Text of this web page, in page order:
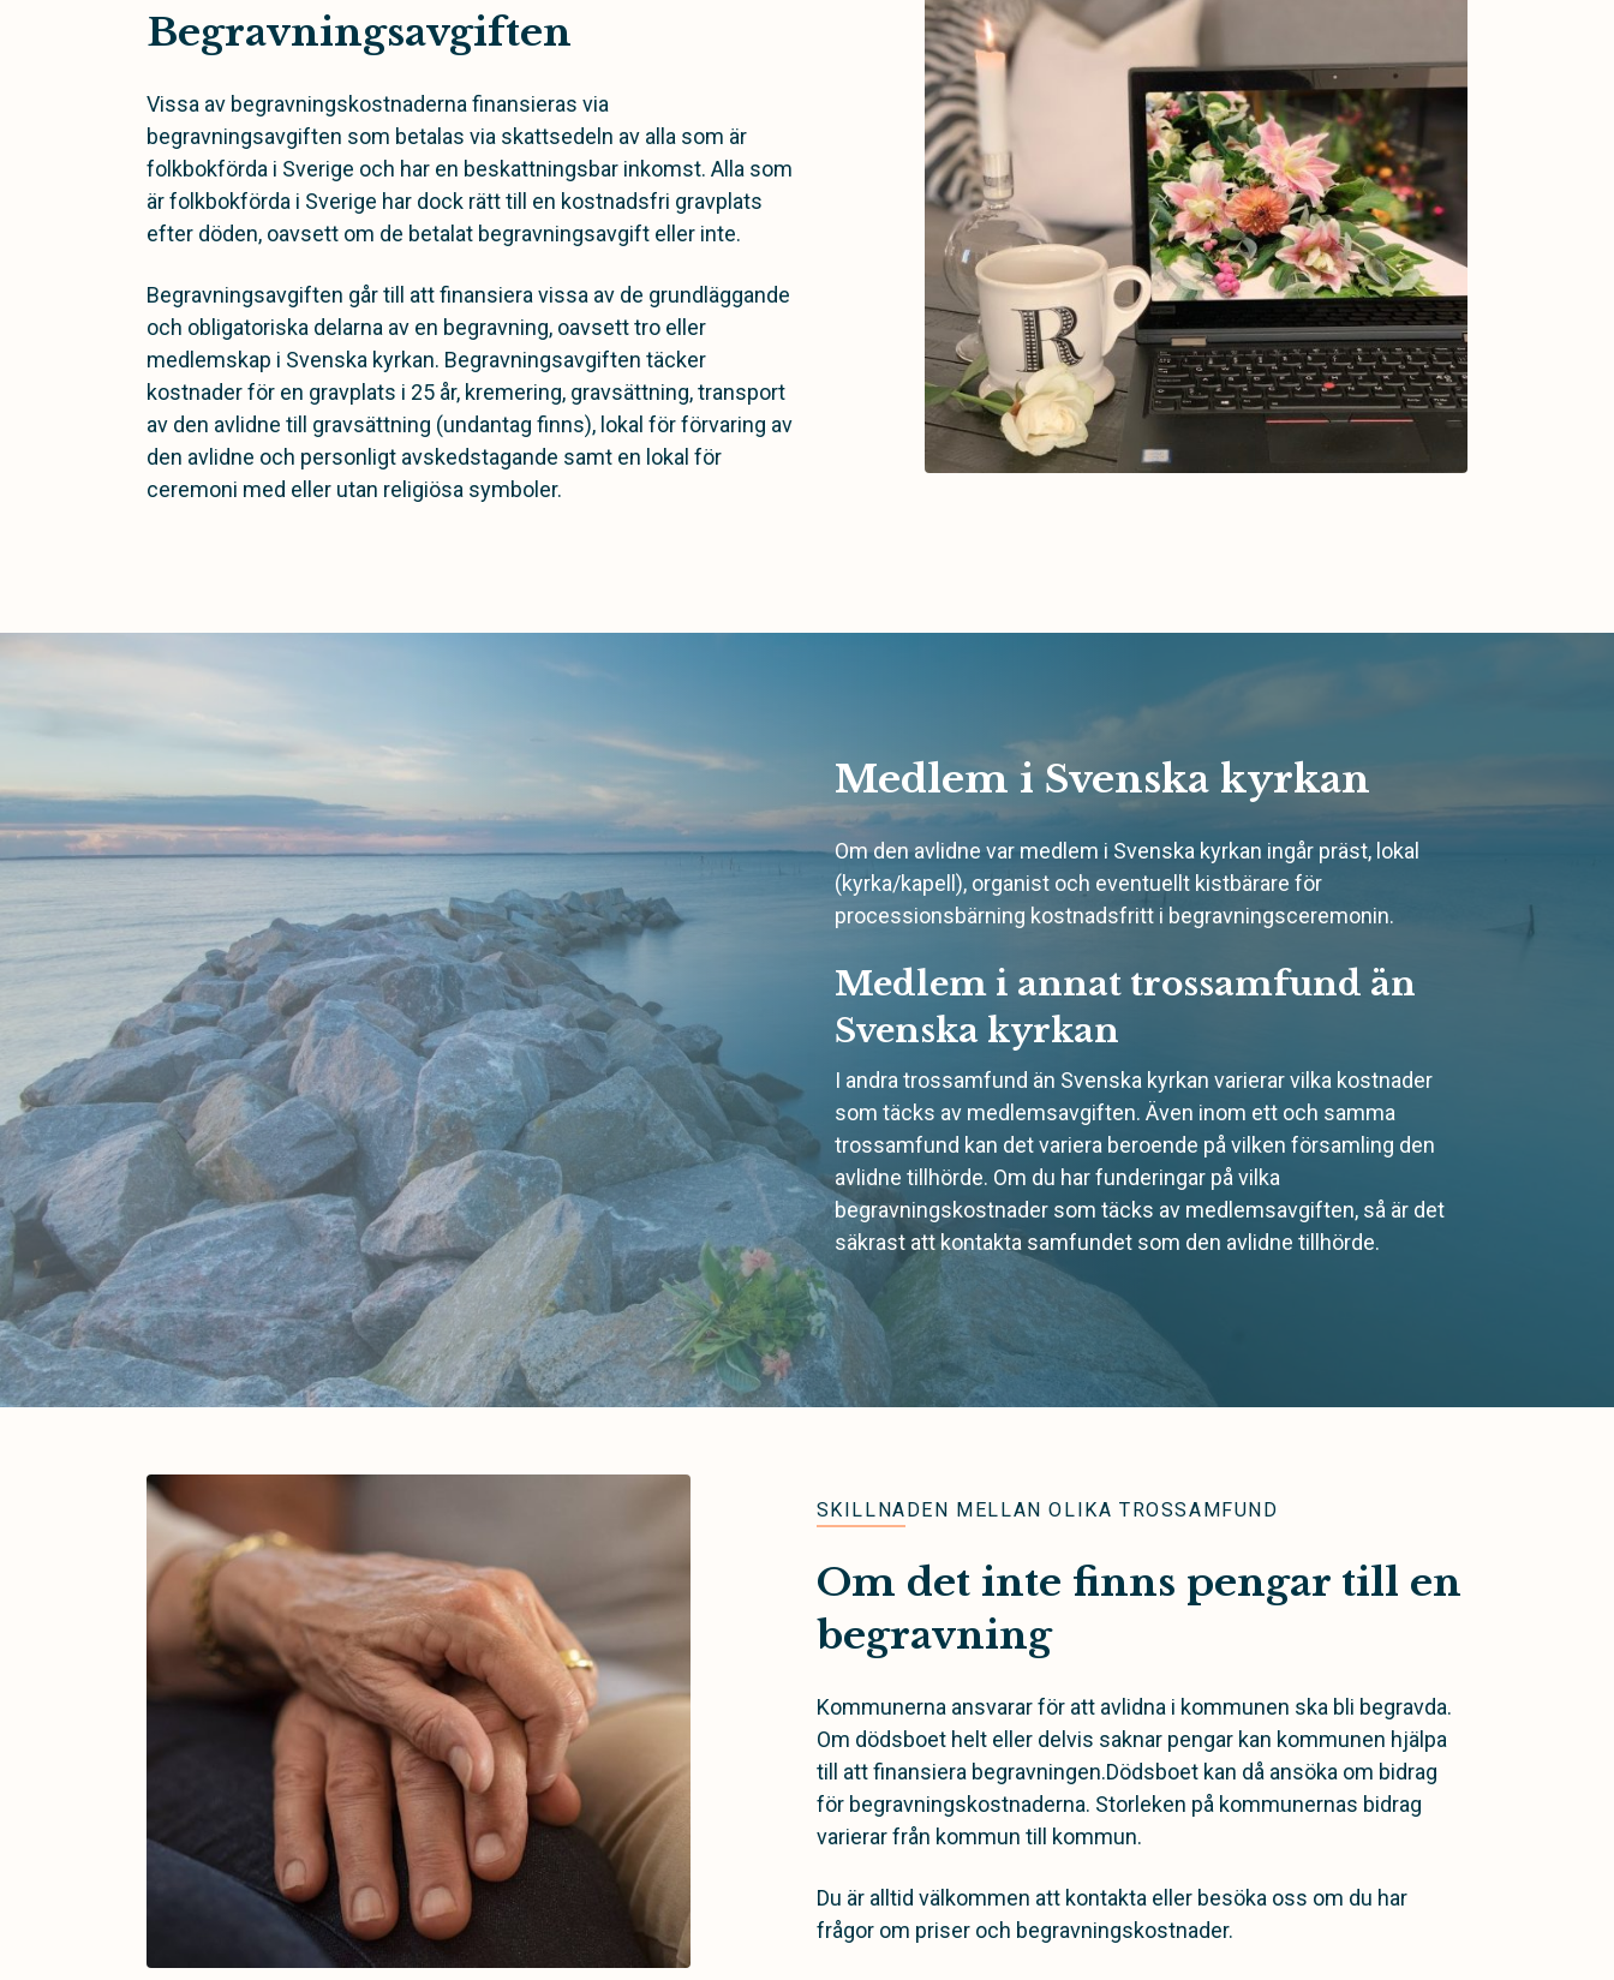
Begravningsavgiften
Vissa av begravningskostnaderna finansieras via
begravningsavgiften som betalas via skattsedeln av alla som är
folkbokförda i Sverige och har en beskattningsbar inkomst. Alla som
är folkbokförda i Sverige har dock rätt till en kostnadsfri gravplats
efter döden, oavsett om de betalat begravningsavgift eller inte.
Begravningsavgiften går till att finansiera vissa av de grundläggande
och obligatoriska delarna av en begravning, oavsett tro eller
medlemskap i Svenska kyrkan. Begravningsavgiften täcker
kostnader för en gravplats i 25 år, kremering, gravsättning, transport
av den avlidne till gravsättning (undantag finns), lokal för förvaring av
den avlidne och personligt avskedstagande samt en lokal för
ceremoni med eller utan religiösa symboler.
Medlem i Svenska kyrkan
Om den avlidne var medlem i Svenska kyrkan ingår präst, lokal
(kyrka/kapell), organist och eventuellt kistbärare för
processionsbärning kostnadsfritt i begravningsceremonin.
Medlem i annat trossamfund än
Svenska kyrkan
I andra trossamfund än Svenska kyrkan varierar vilka kostnader
som täcks av medlemsavgiften. Även inom ett och samma
trossamfund kan det variera beroende på vilken församling den
avlidne tillhörde. Om du har funderingar på vilka
begravningskostnader som täcks av medlemsavgiften, så är det
säkrast att kontakta samfundet som den avlidne tillhörde.
SKILLNADEN MELLAN OLIKA TROSSAMFUND
Om det inte finns pengar till en
begravning
Kommunerna ansvarar för att avlidna i kommunen ska bli begravda.
Om dödsboet helt eller delvis saknar pengar kan kommunen hjälpa
till att finansiera begravningen.Dödsboet kan då ansöka om bidrag
för begravningskostnaderna. Storleken på kommunernas bidrag
varierar från kommun till kommun.
Du är alltid välkommen att kontakta eller besöka oss om du har
frågor om priser och begravningskostnader.